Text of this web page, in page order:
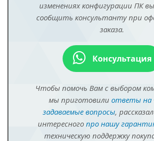
изменениях конфигурации ПК
сообщить консультанту при
заказа.
Консультация
Чтобы помочь Вам с выбором
мы приготовили ответы на
задаваемые вопросы,
интересного про нашу
техническую поддержку